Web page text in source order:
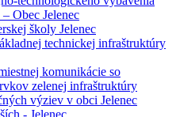
Obec Jelenec
školy Jelenec
technickej infraštruktúry
komunikácie so
zelenej infraštruktúry
výziev v obci Jelenec
- Jelenec